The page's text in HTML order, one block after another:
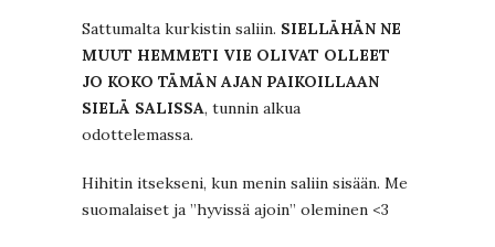
Sattumalta kurkistin saliin. SIELLÄHÄN NE
MUUT HEMMETI VIE OLIVAT OLLEET
JO KOKO TÄMÄN AJAN PAIKOILLAAN
SIELÄ SALISSA, tunnin alkua
odottelemassa.
Hihitin itsekseni, kun menin saliin sisään. Me
suomalaiset ja ”hyvissä ajoin” oleminen <3